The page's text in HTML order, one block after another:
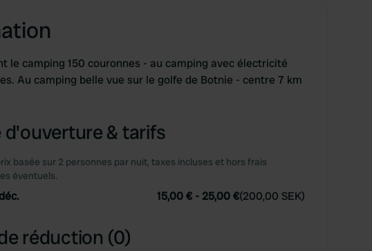
le camping 150 couronnes - au camping avec électricité
Au camping belle vue sur le golfe de Botnie - centre 7 km
d'ouverture & tarifs
basée sur 2 personnes par nuit, taxes incluses et hors frais
éventuels.
15,00 € - 25,00 €(200,00 SEK)
réduction (0)